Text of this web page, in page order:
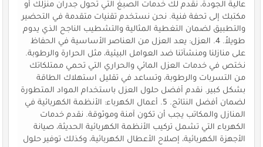
عالية الجودة، نقدم لك خدمات الصبغ التي تحول جدران منزلك أو
مكتبك إلى تحفة فنية. نحن نستخدم تقنيات متقدمة في التحضير
والتطبيق لضمان التغطية المثالية والتشطيب الناجح الذي يدوم
طويلاً. 4. العزل: يعد العزل من العناصر الأساسية في الحفاظ
على منازلنا ومنشآتنا ضد العوامل البيئية، مثل الحرارة والرطوبة.
نختص في خدمات العزل المائي والحراري التي تحمي ممتلكاتك
من التسربات والرطوبة، وتساعد في تقليل استهلاك الطاقة
بشكل كبير. نقدم أفضل حلول العزل باستخدام المواد المتطورة
لضمان أفضل النتائج. 5. أعمال الكهرباء: الأنظمة الكهربائية في
المنازل والمكاتب يجب أن تكون آمنة وموثوقة. نقدم خدمات
الكهرباء التي تشمل تركيب الأنظمة الكهربائية الحديثة، صيانة
الأجهزة الكهربائية، إصلاح الأعطال الكهربائية، وكذلك توفير حلول